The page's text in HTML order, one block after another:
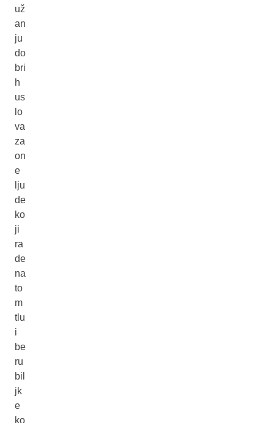
už
an
ju
do
bri
h
us
lo
va
za
on
e
lju
de
ko
ji
ra
de
na
to
m
tlu
i
be
ru
bil
jk
e
ko